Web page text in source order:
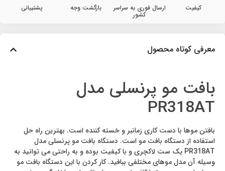
کیفیت ارسال فوری به سراسر
کشور
بازگشت وجه پشتیبانی
معرفی کوتاه محصول
بافت مو پرنسلی مدل
PR318AT
بافتن موها با دست کاری زمانبر و خسته کننده است. بهترین راه حل
استفاده از دستگاه بافت مو است. دستگاه بافت مو پرنسلی مدل
PR318AT یک ست لاکچری و با کیفیت بوده و به راحتی می توانید به
وسیله آن مدل موهای مختلفی ببافید. کار کردن با این دستگاه بافت مو